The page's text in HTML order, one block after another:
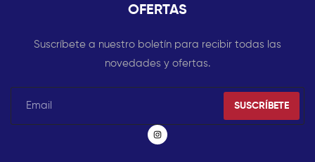
OFERTAS
Suscríbete a nuestro boletín para recibir todas las
novedades y ofertas.
SUSCRÍBETE